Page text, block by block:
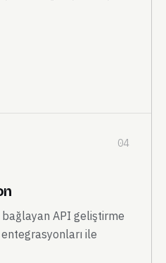
04
API geliştirme
ile